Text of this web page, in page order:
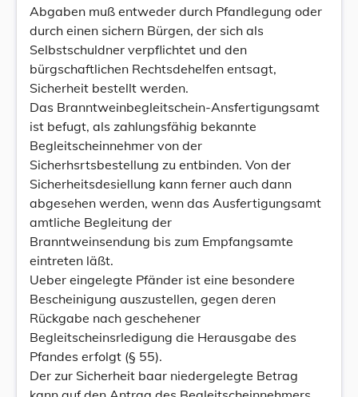
Abgaben muß entweder durch Pfandlegung oder
durch einen sichern Bürgen, der sich als
Selbstschuldner verpflichtet und den
bürgschaftlichen Rechtsdehelfen entsagt,
Sicherheit bestellt werden.
Das Branntweinbegleitschein-Ansfertigungsamt
ist befugt, als zahlungsfähig bekannte
Begleitscheinnehmer von der
Sicherhsrtsbestellung zu entbinden. Von der
Sicherheitsdesiellung kann ferner auch dann
abgesehen werden, wenn das Ausfertigungsamt
amtliche Begleitung der
Branntweinsendung bis zum Empfangsamte
eintreten läßt.
Ueber eingelegte Pfänder ist eine besondere
Bescheinigung auszustellen, gegen deren
Rückgabe nach geschehener
Begleitscheinsrledigung die Herausgabe des
Pfandes erfolgt (§ 55).
Der zur Sicherheit baar niedergelegte Betrag